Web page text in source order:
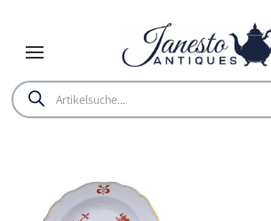
Products
search